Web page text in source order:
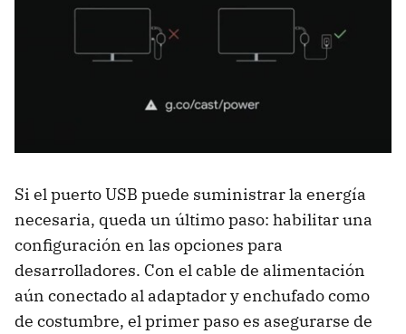
Si el puerto USB puede suministrar la energía
necesaria, queda un último paso: habilitar una
configuración en las opciones para
desarrolladores. Con el cable de alimentación
aún conectado al adaptador y enchufado como
de costumbre, el primer paso es asegurarse de